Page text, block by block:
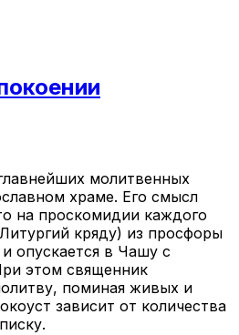
молитвенных
храме. Его смысл
на проскомидии каждого
кряду) из просфоры
опускается в Чашу с
этом священник
поминая живых и
зависит от количества